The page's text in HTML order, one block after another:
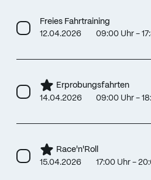
Freies Fahrtraining
12.04.2026
09:00 Uhr -
Erprobungsfahrten
14.04.2026
09:00 Uhr -
Race'n'Roll
15.04.2026
17:00 Uhr -